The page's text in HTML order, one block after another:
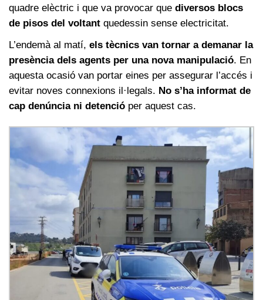
quadre elèctric i que va provocar que diversos blocs
de pisos del voltant quedessin sense electricitat.
L’endemà al matí, els tècnics van tornar a demanar la
presència dels agents per una nova manipulació. En
aquesta ocasió van portar eines per assegurar l’accés i
evitar noves connexions il·legals. No s’ha informat de
cap denúncia ni detenció per aquest cas.